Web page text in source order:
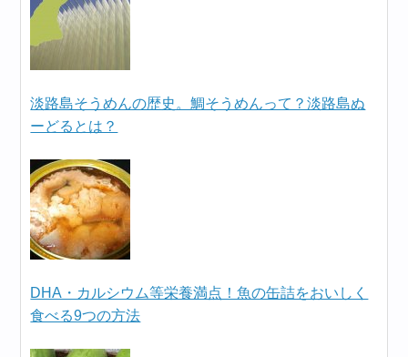
淡路島そうめんの歴史。鯛そうめんって？淡路島ぬ
ーどるとは？
DHA・カルシウム等栄養満点！魚の缶詰をおいしく
食べる9つの方法